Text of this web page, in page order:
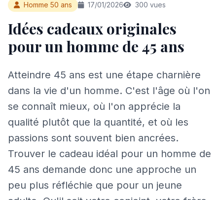
Homme 50 ans 17/01/2026 300 vues
Idées cadeaux originales
pour un homme de 45 ans
Atteindre 45 ans est une étape charnière
dans la vie d'un homme. C'est l'âge où l'on
se connaît mieux, où l'on apprécie la
qualité plutôt que la quantité, et où les
passions sont souvent bien ancrées.
Trouver le cadeau idéal pour un homme de
45 ans demande donc une approche un
peu plus réfléchie que pour un jeune